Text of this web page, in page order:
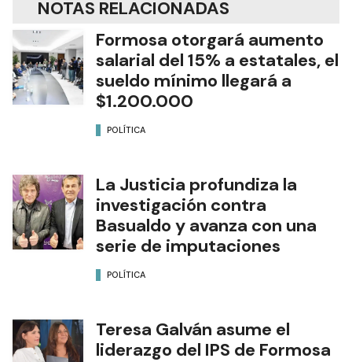
NOTAS RELACIONADAS
Formosa otorgará aumento
salarial del 15% a estatales, el
sueldo mínimo llegará a
$1.200.000
POLÍTICA
La Justicia profundiza la
investigación contra
Basualdo y avanza con una
serie de imputaciones
POLÍTICA
Teresa Galván asume el
liderazgo del IPS de Formosa